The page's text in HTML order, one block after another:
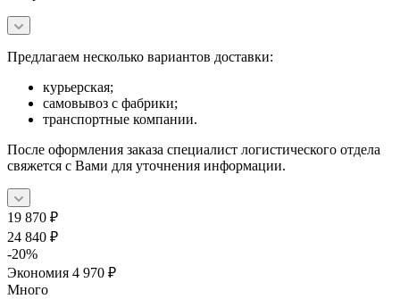
Предлагаем несколько вариантов доставки:
курьерская;
самовывоз с фабрики;
транспортные компании.
После оформления заказа специалист логистического отдела
свяжется с Вами для уточнения информации.
19 870 ₽
24 840 ₽
-20%
Экономия 4 970 ₽
Много